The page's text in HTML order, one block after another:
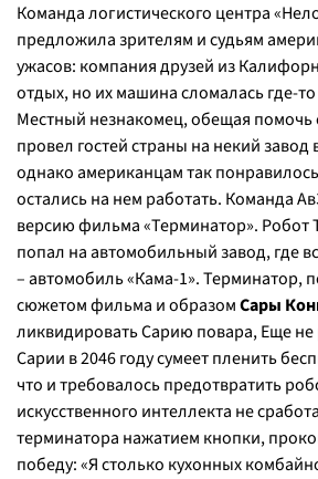
Команда логистического центра
предложила зрителям и судьям
ужасов: компания друзей из
отдых, но их машина сломалась где-
Местный незнакомец, обещая помочь
провел гостей страны на некий завод
однако американцам так
остались на нем работать. Команда
версию фильма «Терминатор». Робот
попал на автомобильный завод, где
– автомобиль «Кама-1». Терминатор,
сюжетом фильма и образомСары
ликвидировать Сарию повара, Еще
Сарии в 2046 году сумеет пленить
что и требовалось предотвратить
искусственного интеллекта не
терминатора нажатием кнопки,
победу: «Я столько кухонных